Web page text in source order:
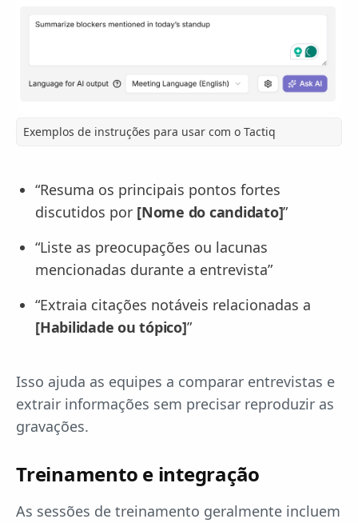
Exemplos de instruções para usar com o Tactiq
“Resuma os principais pontos fortes
discutidos por [Nome do candidato]”
“Liste as preocupações ou lacunas
mencionadas durante a entrevista”
“Extraia citações notáveis relacionadas a
[Habilidade ou tópico]”
Isso ajuda as equipes a comparar entrevistas e
extrair informações sem precisar reproduzir as
gravações.
Treinamento e integração
As sessões de treinamento geralmente incluem